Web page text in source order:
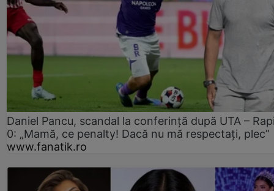
Daniel Pancu, scandal la conferință după UTA –
0: „Mamă, ce penalty! Dacă nu mă respectați, plec”
www.fanatik.ro